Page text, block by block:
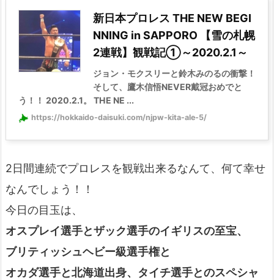
新日本プロレス THE NEW BEGI
NNING in SAPPORO 【雪の札幌
2連戦】観戦記①～2020.2.1～
ジョン・モクスリーと鈴木みのるの衝撃！
そして、鷹木信悟NEVER戴冠おめでと
う！！ 2020.2.1。 THE NE ...
https://hokkaido-daisuki.com/njpw-kita-ale-5/
2日間連続でプロレスを観戦出来るなんて、何て幸せ
なんでしょう！！
今日の目玉は、
オスプレイ選手とザック選手のイギリスの至宝、
ブリティッシュヘビー級選手権と
オカダ選手と北海道出身、タイチ選手とのスペシャ